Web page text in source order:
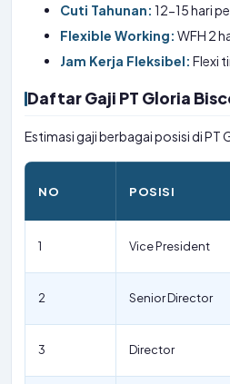
Cuti Tahunan: 12-15 hari
Flexible Working: WFH 2
Jam Kerja Fleksibel: Flexi
Daftar Gaji PT Gloria
Estimasi gaji berbagai posisi di
NO POSISI
1 Vice President
2 Senior Director
3 Director